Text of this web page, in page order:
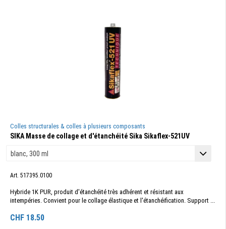
Colles structurales & colles à plusieurs composants
SIKA Masse de collage et d'étanchéité Sika Sikaflex-521UV
Art. 517395.0100
Hybride 1K PUR, produit d'étanchéité très adhérent et résistant aux
intempéries. Convient pour le collage élastique et l'étanchéification. Support ...
CHF 18.50